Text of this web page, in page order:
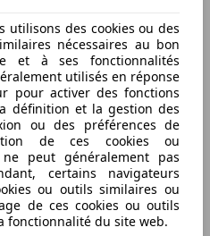
e 160ch 4x4 XS Attelage
utilisons des cookies ou des
nécessaires au bon
et à ses fonctionnalités
utilisés en réponse
pour activer des fonctions
définition et la gestion des
ou des préférences de
de ces cookies ou
peut généralement pas
certains navigateurs
ou outils similaires ou
de ces cookies ou outils
fonctionnalité du site web.